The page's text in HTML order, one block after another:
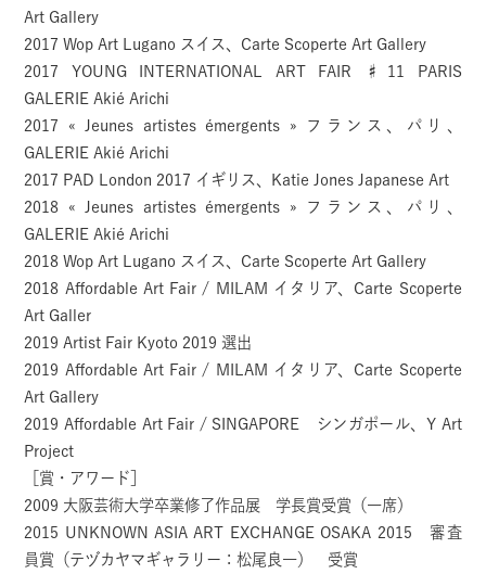
Art Gallery
2017 Wop Art Lugano スイス、Carte Scoperte Art Gallery
2017 YOUNG INTERNATIONAL ART FAIR ♯11 PARIS
GALERIE Akié Arichi
2017 « Jeunes artistes émergents » フランス、パリ、
GALERIE Akié Arichi
2017 PAD London 2017 イギリス、Katie Jones Japanese Art
2018 « Jeunes artistes émergents » フランス、パリ、
GALERIE Akié Arichi
2018 Wop Art Lugano スイス、Carte Scoperte Art Gallery
2018 Affordable Art Fair / MILAM イタリア、Carte Scoperte
Art Galler
2019 Artist Fair Kyoto 2019 選出
2019 Affordable Art Fair / MILAM イタリア、Carte Scoperte
Art Gallery
2019 Affordable Art Fair / SINGAPORE シンガポール、Y Art
Project
［賞・アワード］
2009 大阪芸術大学卒業修了作品展 学長賞受賞（一席）
2015 UNKNOWN ASIA ART EXCHANGE OSAKA 2015 審査
員賞（テヅカヤマギャラリー：松尾良一） 受賞